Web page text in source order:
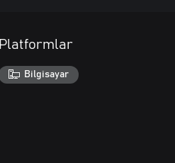
Platformlar
Bilgisayar